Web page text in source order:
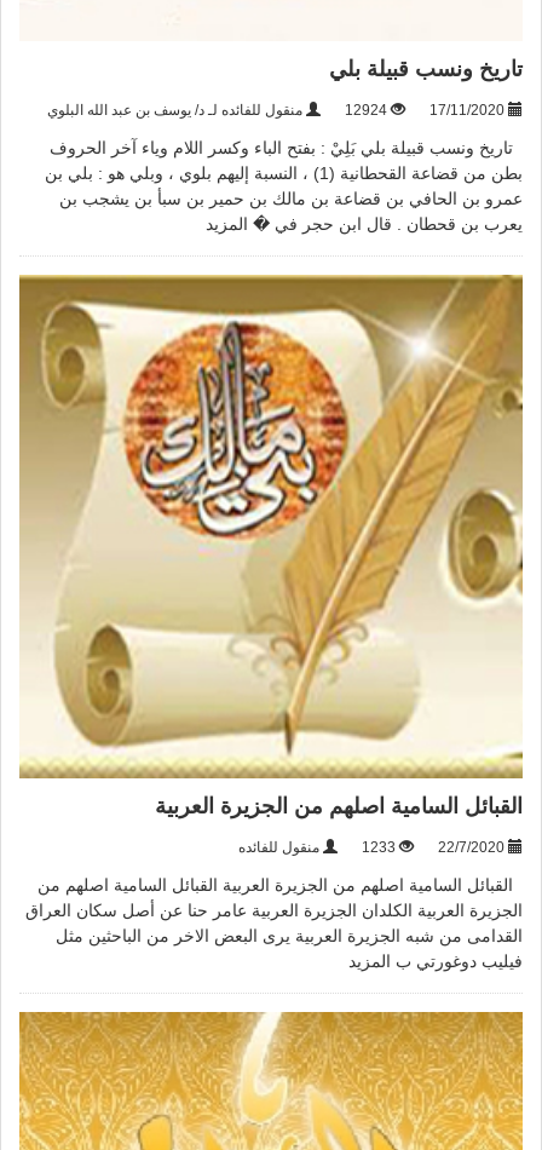
تاريخ ونسب قبيلة بلي
12924 منقول للفائده لـ د/ يوسف بن عبد الله البلوي
تاريخ ونسب قبيلة بلي بَلِيْ : بفتح الباء وكسر اللام وياء آخر الحروف
بطن من قضاعة القحطانية (1) ، النسبة إليهم بلوي ، وبلي هو : بلي بن
عمرو بن الحافي بن قضاعة بن مالك بن حمير بن سبأ بن يشجب بن
يعرب بن قحطان . قال ابن حجر في �المزيد
القبائل السامية اصلهم من الجزيرة العربية
1233 منقول للفائده
القبائل السامية اصلهم من الجزيرة العربية القبائل السامية اصلهم من
الجزيرة العربية الكلدان الجزيرة العربية عامر حنا عن أصل سكان العراق
القدامى من شبه الجزيرة العربية يرى البعض الاخر من الباحثين مثل
فيليب دوغورتي بالمزيد